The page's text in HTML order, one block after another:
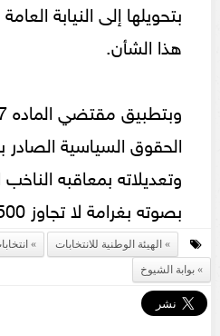
بتحويلها إلى النيابة
هذا الشأن.
وتعديلاته بمعاقبه
بصوته بغرامة لا تجاوز 500 جنية.
الهيئة الوطنية للانتخابات
بوابة الشيوخ